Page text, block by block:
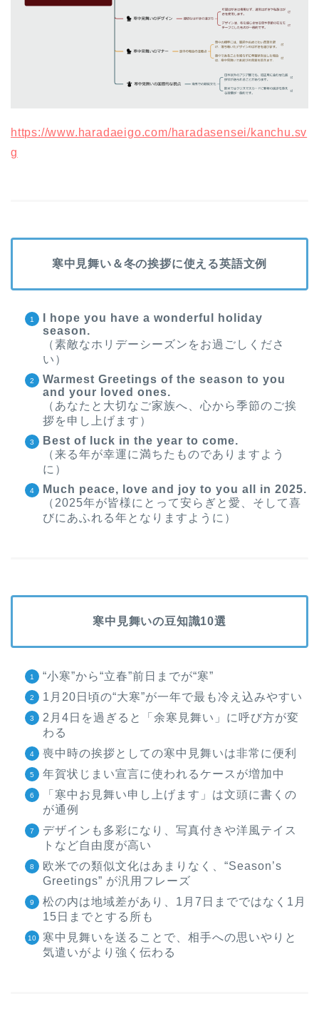
https://www.haradaeigo.com/haradasensei/kanchu.sv
g
寒中見舞い＆冬の挨拶に使える英語文例
I hope you have a wonderful holiday
season.
（素敵なホリデーシーズンをお過ごしくださ
い）
Warmest Greetings of the season to you
and your loved ones.
（あなたと大切なご家族へ、心から季節のご挨
拶を申し上げます）
Best of luck in the year to come.
（来る年が幸運に満ちたものでありますよう
に）
Much peace, love and joy to you all in 2025.
（2025年が皆様にとって安らぎと愛、そして喜
びにあふれる年となりますように）
寒中見舞いの豆知識10選
“小寒”から“立春”前日までが“寒”
1月20日頃の“大寒”が一年で最も冷え込みやすい
2月4日を過ぎると「余寒見舞い」に呼び方が変
わる
喪中時の挨拶としての寒中見舞いは非常に便利
年賀状じまい宣言に使われるケースが増加中
「寒中お見舞い申し上げます」は文頭に書くの
が通例
デザインも多彩になり、写真付きや洋風テイス
トなど自由度が高い
欧米での類似文化はあまりなく、“Season’s
Greetings” が汎用フレーズ
松の内は地域差があり、1月7日までではなく1月
15日までとする所も
寒中見舞いを送ることで、相手への思いやりと
気遣いがより強く伝わる